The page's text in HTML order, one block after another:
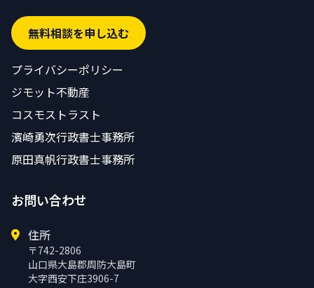
無料相談を申し込む
プライバシーポリシー
ジモット不動産
コスモストラスト
濱崎勇次行政書士事務所
原田真帆行政書士事務所
お問い合わせ
住所
〒742-2806
山口県大島郡周防大島町
大字西安下庄3906-7